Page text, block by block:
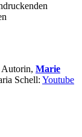
Autorin, Marie
Schell: Youtube